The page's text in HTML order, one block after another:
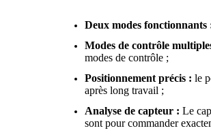
Deux modes fonctionnants
Modes de contrôle
modes de contrôle ;
Positionnement précis : le
après long travail ;
Analyse de capteur : Le
sont pour commander